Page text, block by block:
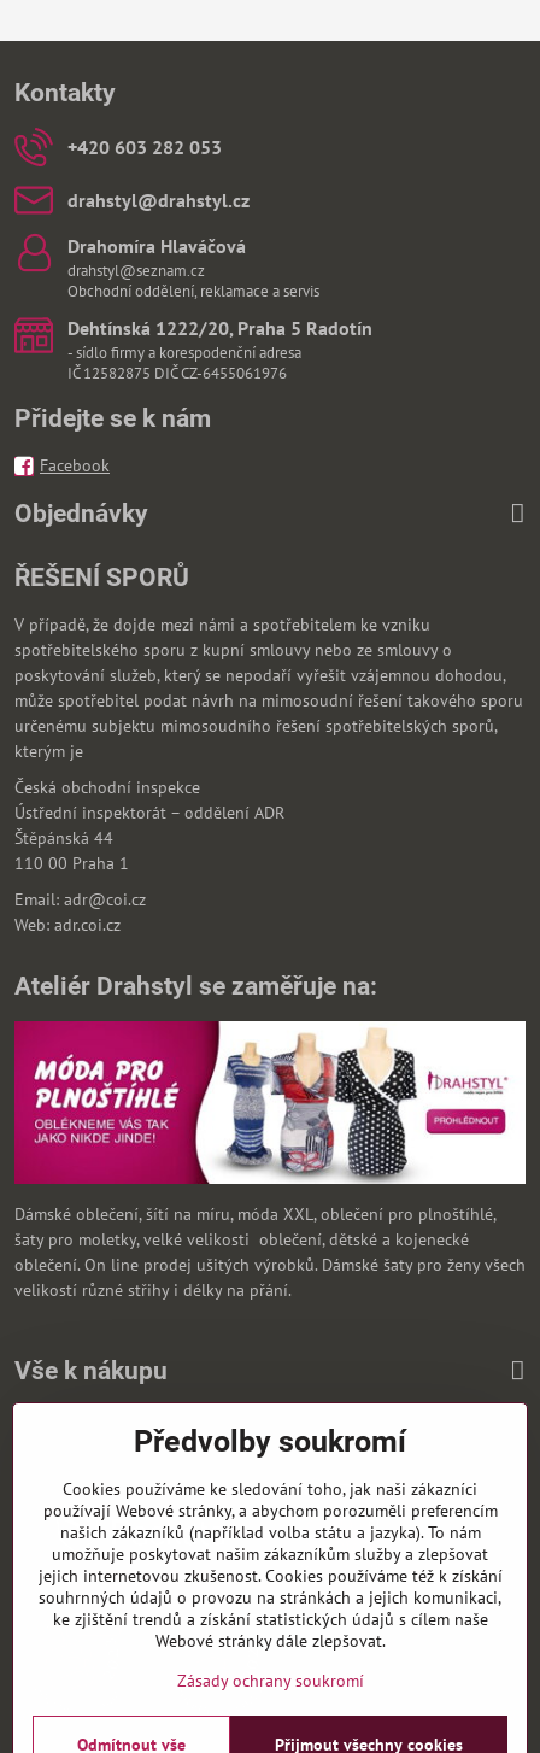
Kontakty
+420 603 282 053
drahstyl​@drahstyl​.cz
Drahomíra Hlaváčová
drahstyl@seznam.cz
Obchodní oddělení, reklamace a servis
Dehtínská 1222/20, Praha 5 Radotín
- sídlo firmy a korespodenční adresa
IČ 12582875 DIČ CZ-6455061976
Přidejte se k nám
Facebook
Objednávky
ŘEŠENÍ SPORŮ
V případě, že dojde mezi námi a spotřebitelem ke vzniku
spotřebitelského sporu z kupní smlouvy nebo ze smlouvy o
poskytování služeb, který se nepodaří vyřešit vzájemnou dohodou,
může spotřebitel podat návrh na mimosoudní řešení takového sporu
určenému subjektu mimosoudního řešení spotřebitelských sporů,
kterým je
Česká obchodní inspekce
Ústřední inspektorát – oddělení ADR
Štěpánská 44
110 00 Praha 1
Email: adr@coi.cz
Web: adr.coi.cz
Ateliér Drahstyl se zaměřuje na:
Dámské oblečení, šítí na míru, móda XXL, oblečení pro plnoštíhlé,
šaty pro moletky, velké velikosti oblečení, dětské a kojenecké
oblečení. On line prodej ušitých výrobků. Dámské šaty pro ženy všech
velikostí různé střihy i délky na přání.
Vše k nákupu
Zasíláme i na SlovenskoPředvolby soukromí
Cookies používáme ke sledování toho, jak naši zákazníci
používají Webové stránky, a abychom porozuměli preferencím
našich zákazníků (například volba státu a jazyka). To nám
umožňuje poskytovat našim zákazníkům služby a zlepšovat
jejich internetovou zkušenost. Cookies používáme též k získání
souhrnných údajů o provozu na stránkách a jejich komunikaci,
ke zjištění trendů a získání statistických údajů s cílem naše
Webové stránky dále zlepšovat.
Zásady ochrany soukromí
Přijmout všechny cookies
Odmítnout vše